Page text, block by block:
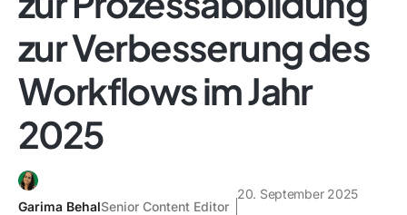
zur Verbesserung des
Workflows im Jahr
2025
Garima BehalSenior Content Editor
20. September 2025